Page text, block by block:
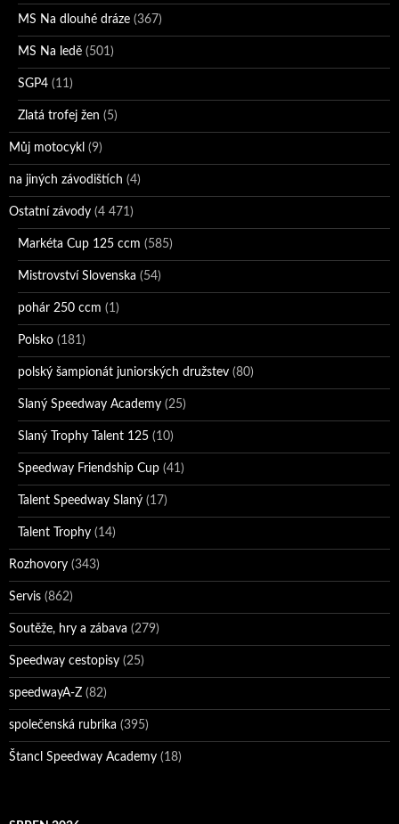
MS Na dlouhé dráze (367)
MS Na ledě (501)
SGP4 (11)
Zlatá trofej žen (5)
Můj motocykl (9)
na jiných závodištích (4)
Ostatní závody (4 471)
Markéta Cup 125 ccm (585)
Mistrovství Slovenska (54)
pohár 250 ccm (1)
Polsko (181)
polský šampionát juniorských družstev (80)
Slaný Speedway Academy (25)
Slaný Trophy Talent 125 (10)
Speedway Friendship Cup (41)
Talent Speedway Slaný (17)
Talent Trophy (14)
Rozhovory (343)
Servis (862)
Soutěže, hry a zábava (279)
Speedway cestopisy (25)
speedwayA-Z (82)
společenská rubrika (395)
Štancl Speedway Academy (18)